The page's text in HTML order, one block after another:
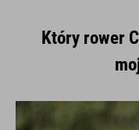
Który rower